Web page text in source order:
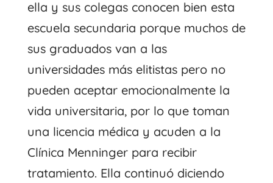
ella y sus colegas conocen bien esta
escuela secundaria porque muchos de
sus graduados van a las
universidades más elitistas pero no
pueden aceptar emocionalmente la
vida universitaria, por lo que toman
una licencia médica y acuden a la
Clínica Menninger para recibir
tratamiento. Ella continuó diciendo